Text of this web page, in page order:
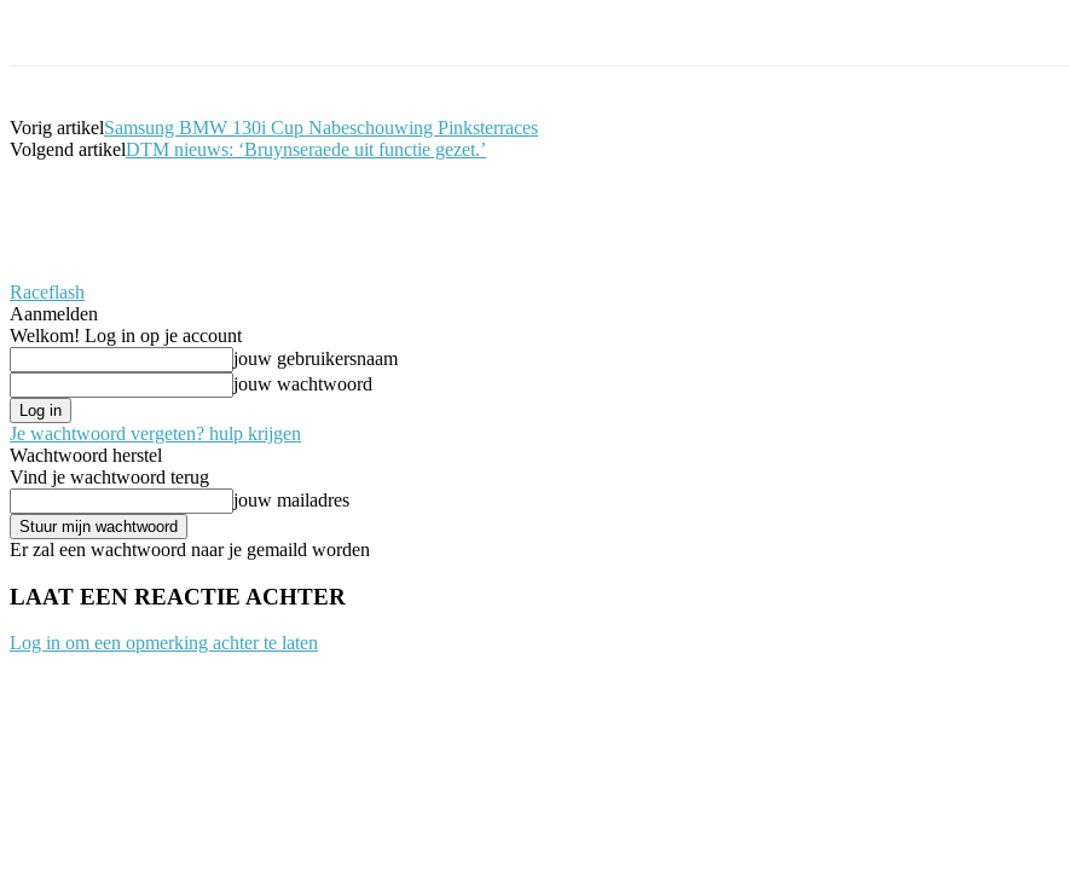
Vorig artikelSamsung BMW 130i Cup Nabeschouwing Pinksterraces
Volgend artikelDTM nieuws: ‘Bruynseraede uit functie gezet.’
Raceflash
Aanmelden
Welkom! Log in op je account
jouw gebruikersnaam
jouw wachtwoord
Je wachtwoord vergeten? hulp krijgen
Wachtwoord herstel
Vind je wachtwoord terug
jouw mailadres
Er zal een wachtwoord naar je gemaild worden
LAAT EEN REACTIE ACHTER
Log in om een opmerking achter te laten